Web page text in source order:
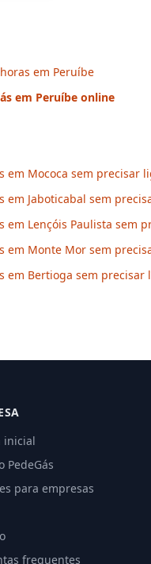
em Peruíbe
em Peruíbe online
em Mococa sem precisar
em Jaboticabal sem
em Lençóis Paulista sem
em Monte Mor sem
em Bertioga sem precisar
inicial
PedeGás
para empresas
frequentes